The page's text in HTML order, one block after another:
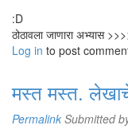
:D
ठोठावला जाणारा अभ्यास
Log in to post
मस्त मस्त.
Permalink Submitted